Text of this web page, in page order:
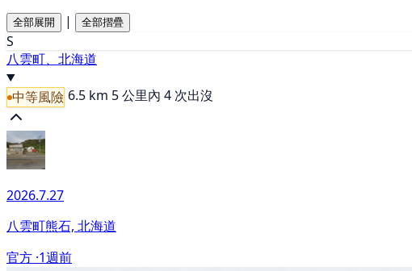
全部展開 | 全部摺疊
S
八雲町、北海道
中等風險 6.5 km 5 公里內 4 次出沒
2026.7.27
八雲町熊石, 北海道
官方 ·1週前